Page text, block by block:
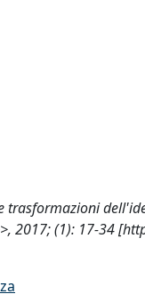
trasformazioni
2017; (1): 17-34